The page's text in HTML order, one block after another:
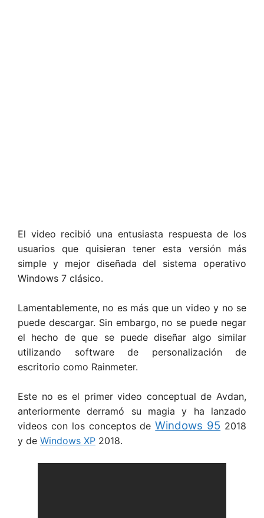
El video recibió una entusiasta respuesta de los
usuarios que quisieran tener esta versión más
simple y mejor diseñada del sistema operativo
Windows 7 clásico.
Lamentablemente, no es más que un video y no se
puede descargar. Sin embargo, no se puede negar
el hecho de que se puede diseñar algo similar
utilizando software de personalización de
escritorio como Rainmeter.
Este no es el primer video conceptual de Avdan,
anteriormente derramó su magia y ha lanzado
videos con los conceptos de Windows 95 2018
y de Windows XP 2018.